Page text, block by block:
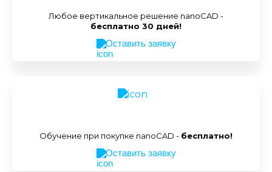
Любое вертикальное решение nanoCAD -
бесплатно 30 дней!
Оставить заявку
Обучение при покупке nanoCAD - бесплатно!
Оставить заявку